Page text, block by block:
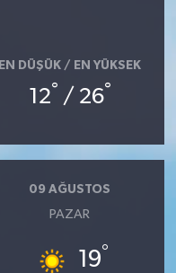
EN DÜŞÜK / EN YÜKSEK
12° / 26°
09 AĞUSTOS
PAZAR
19°